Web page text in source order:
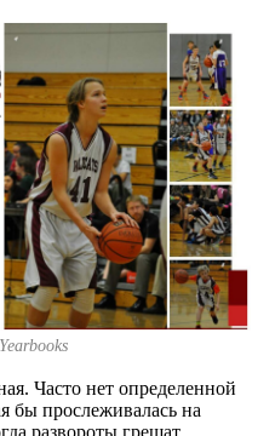
Часто нет определенной
бы прослеживалась на
развороты грешат